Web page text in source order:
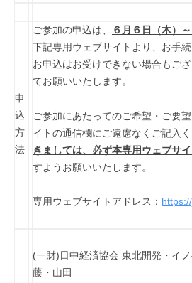
申
込
方
法
ご参加の申込は、 ６月６日（木）
下記専用ウェブサイトより、お手
お申込はお受けできない場合もご
てお願いいたします。
ご参加にあたってのご希望・ご要
イトの通信欄にご遠慮なくご記入く
きましては、必ず本専用ウェブサイ
すようお願いいたします。
専用ウェブサイトアドレス：
(一財)日中経済協会 東北開発・イ
藤・山田